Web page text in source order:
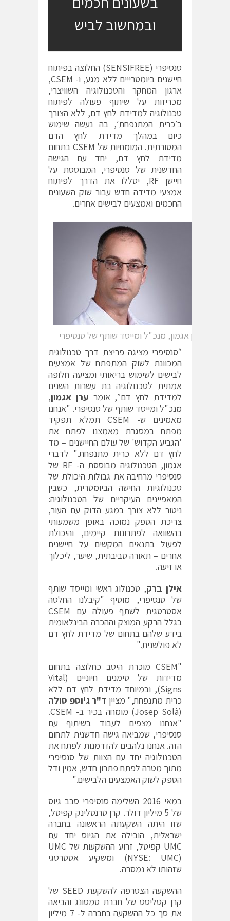
ובמחשוב לביש
סנסיפרי (SENSIFREE) החלוצה בפיתוח
חיישנים ביומטרייים ללא מגע, ו- CSEM,
ארגון המחקר והטכנולוגיה השוויצרי,
מכריזות על שיתוף פעולה לפיתוח
טכנולוגיה למדידת לחץ דם, ללא הצורך
ב׳כרית המתנפחת׳, בה נעשה שימוש
כיום במהלך מדידת לחץ הדם
המסורתית. המומחיות של CSEM בתחום
מדידת לחץ דם, יחד עם הגישה
החדשנית של סנסיפרי, המבוססת על
חיישן RF, יסללו את הדרך לפיתוח
אמצעי מדידה חדש עבור שוק השעונים
החכמים ואמצעים לבישים אחרים.
ערן אגמון, מנכ"ל ומייסד שותף של סנסיפרי
״סנסיפרי מציגה פריצת דרך טכנולוגית
המכוונת לשוק המתפתח של אמצעים
לבישים לשימוש בריאותי ומציעה חלופה
אמתית לטכנולוגיה בת עשרות השנים
למדידת לחץ דם״, אומר ערן אגמון,
מנכ"ל ומייסד שותף של סנסיפרי. "אנחנו
מאמינים ש- CSEM תמלא תפקיד
מפתח במסגרת מאמצנו לפתח את
'הגביע הקדוש' של עולם החיישנים – מד
לחץ דם ללא כרית מתנפחת." לדברי
אגמון, הטכנולוגיה מבוססת ה- RF של
סנסיפרי מרחיבה את גבולות היכולת של
טכנולוגיות החישה הביומטרית, כשבין
המאפיינים העיקריים של הטכנולוגיה:
ניטור ללא צורך במגע הדוק עם העור,
צריכת הספק נמוכה באופן משמעותי
בהשוואה לפתרונות קיימים, והיכולת
לפעול בתנאים המקשים על חיישנים
אחרים – תאורה סביבתית, שיער, ליכלוך
או זיעה.
אילן ברק, טכנולוג ראשי ומייסד שותף
של סנסיפרי, מוסיף "קיבלנו החלטה
אסטרטגית לשתף פעולה עם CSEM
בגלל הרקע המוצק וההכרה הבינלאומית
בידע שלהם בתחום של מדידת לחץ דם
לא פולשנית."
"CSEM מוכרת היטב כחלוצה בתחום
מדידות של סימנים חיוניים (Vital
Signs), ובמיוחד מדידת לחץ דם ללא
כרית מתנפחת," מציין ד"ר ג'וספ סולה
(Josep Solà) מומחה בכיר ב- CSEM.
"אנחנו מצפים לעבוד בשיתוף עם
סנסיפרי, שמביאה גישה חדשנית לתחום
הזה. אנחנו נלהבים להזדמנות לפתח את
הטכנולוגיה יחד עם הצוות של סנסיפרי
מתוך מטרה לפתח פתרון חדש, אמין ודל
הספק לשוק האמצעים הלבישים."
במאי 2016 השלימה סנסיפרי סבב גיוס
של 5 מיליון דולר. קרן טרנסלינק קפיטל,
שזו היתה השקעתה הראשונה בחברה
ישראלית, הובילה את הגיוס יחד עם
UMC קפיטל, זרוע ההשקעות של UMC
(NYSE: UMC) ומשקיע אסטרטגי
שזהותו לא נמסרה.
ההשקעה הצטרפה להשקעת SEED של
קרן קטליסט של חברת סמסונג והביאה
את סך כל ההשקעה בחברה ל- 7 מיליון